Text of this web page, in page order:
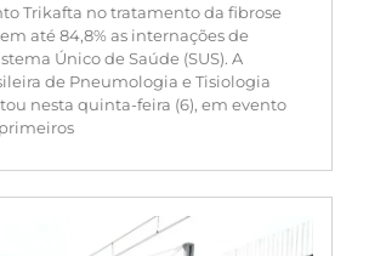
Trikafta no tratamento da fibrose
até 84,8% as internações de
Único de Saúde (SUS). A
de Pneumologia e Tisiologia
nesta quinta-feira (6), em evento